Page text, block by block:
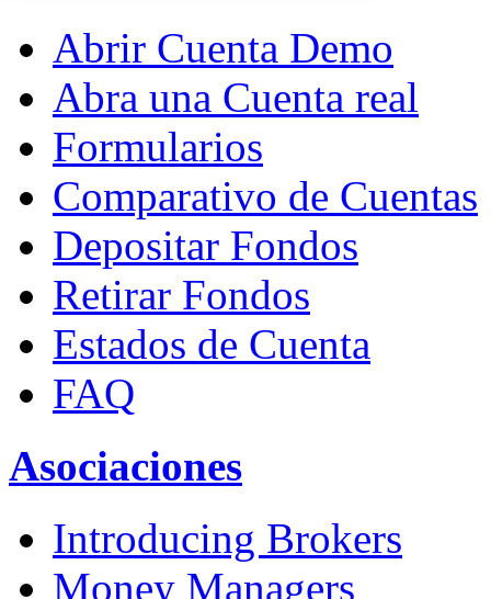
Abrir Cuenta Demo
Abra una Cuenta real
Formularios
Comparativo de Cuentas
Depositar Fondos
Retirar Fondos
Estados de Cuenta
FAQ
Asociaciones
Introducing Brokers
Money Managers